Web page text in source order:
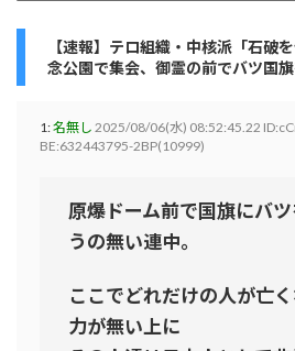
【速報】テロ組織・中核派「石破
念公園で集会、御霊の前でバツ国
1:名無し 2025/08/06(水) 08:52:45.22
BE:632443795-2BP(10999)
原爆ドーム前で国旗にバ
うの無い連中。
ここでどれだけの人が亡
力が無い上に